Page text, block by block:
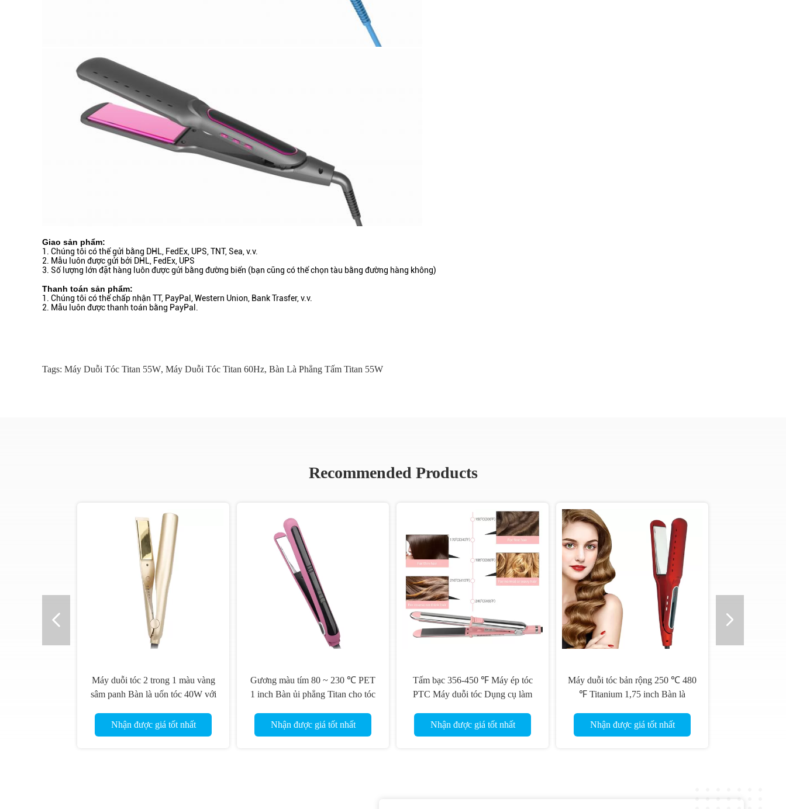
Giao sản phẩm:
1. Chúng tôi có thể gửi bằng DHL, FedEx, UPS, TNT, Sea, v.v.
2. Mẫu luôn được gửi bởi DHL, FedEx, UPS
3. Số lượng lớn đặt hàng luôn được gửi bằng đường biển (bạn cũng có thể chọn tàu bằng đường hàng không)
Thanh toán sản phẩm:
1. Chúng tôi có thể chấp nhận TT, PayPal, Western Union, Bank Trasfer, v.v.
2. Mẫu luôn được thanh toán bằng PayPal.
Tags: Máy Duỗi Tóc Titan 55W, Máy Duỗi Tóc Titan 60Hz, Bàn Là Phẳng Tấm Titan 55W
Recommended Products
Máy duỗi tóc 2 trong 1 màu vàng
sâm panh Bàn là uốn tóc 40W với
Nhận được giá tốt nhất
Gương màu tím 80 ~ 230 ℃ PET
1 inch Bàn ủi phẳng Titan cho tóc
Nhận được giá tốt nhất
Tấm bạc 356-450 ℉ Máy ép tóc
PTC Máy duỗi tóc Dụng cụ làm
Nhận được giá tốt nhất
Máy duỗi tóc bản rộng 250 ℃ 480
℉ Titanium 1,75 inch Bàn là
Nhận được giá tốt nhất